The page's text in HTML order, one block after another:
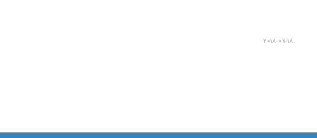
2018-07-18